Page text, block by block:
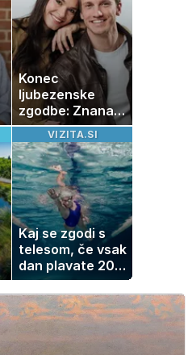
Konec
ljubezenske
zgodbe: Znana
Slovenka
potrdila razhod
z dolgoletnim
partnerjem
VIZITA.SI
Kaj se zgodi s
telesom, če vsak
dan plavate 20
minut? Učinki, ki
jih morda ne
pričakujete